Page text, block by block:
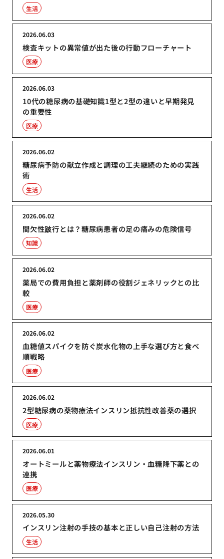
生活
検査キットの異常値が出た後の行動フローチャート
2026.06.03
医療
10代の糖尿病の基礎知識1型と2型の違いと早期発見
の重要性
2026.06.03
医療
糖尿病予防の献立作成と調理の工夫継続のための実践
術
2026.06.02
生活
間欠性跛行とは？糖尿病患者の足の痛みの危険信号
2026.06.02
知識
薬局での費用負担と薬剤師の役割ジェネリックとの比
較
2026.06.02
医療
血糖値スパイクを防ぐ炭水化物の上手な選び方と食べ
順戦略
2026.06.02
医療
2型糖尿病の薬物療法インスリン抵抗性改善薬の選択
2026.06.02
医療
オートミールと薬物療法インスリン・血糖降下薬との
連携
2026.06.01
医療
インスリン注射の手技の基本と正しい自己注射の方法
2026.05.30
生活